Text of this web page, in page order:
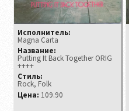
Исполнитель:
Magna Carta
Название:
Putting It Back Together ORIG
++++
Стиль:
Rock, Folk
Цена: 109.90